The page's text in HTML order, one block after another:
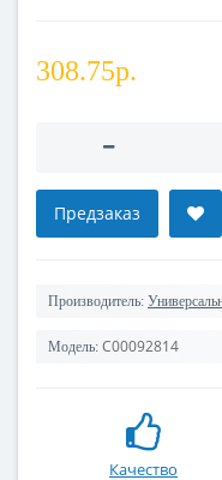
308.75р.
Предзаказ
Производитель:
Модель: C00092814
Качество